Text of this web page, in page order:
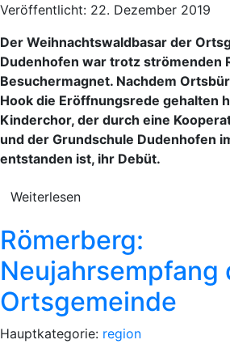
Veröffentlicht: 22. Dezember 2019
Der Weihnachtswaldbasar der
Dudenhofen war trotz strömenden
Besuchermagnet. Nachdem
Hook die Eröffnungsrede gehalten
Kinderchor, der durch eine
und der Grundschule Dudenhofen
entstanden ist, ihr Debüt.
Weiterlesen
Römerberg:
Neujahrsempfang
Ortsgemeinde
Hauptkategorie: region